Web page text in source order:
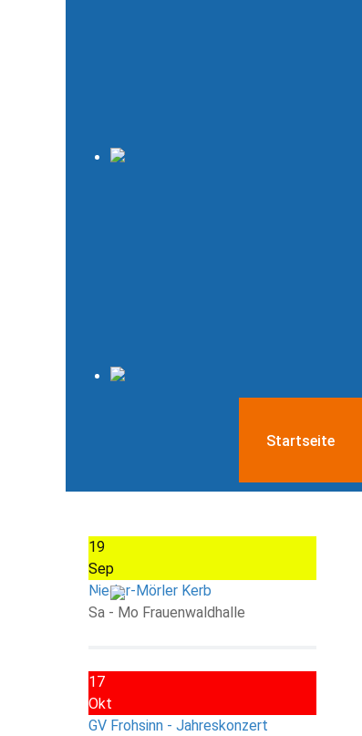
Startseite
19
Sep
Nieder-Mörler Kerb
Sa - Mo Frauenwaldhalle
17
Okt
GV Frohsinn - Jahreskonzert